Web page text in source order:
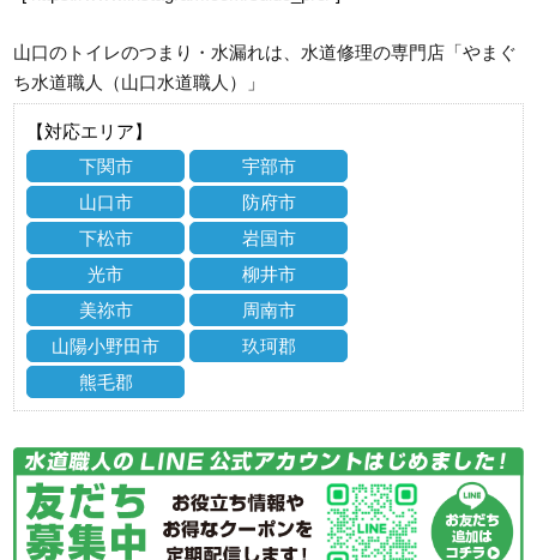
山口のトイレのつまり・水漏れは、水道修理の専門店「やまぐ
ち水道職人（山口水道職人）」
【対応エリア】
下関市
宇部市
山口市
防府市
下松市
岩国市
光市
柳井市
美祢市
周南市
山陽小野田市
玖珂郡
熊毛郡